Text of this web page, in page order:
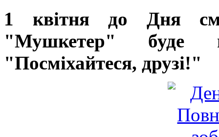
1 квітня до Дня
"Мушкетер" буде
"Посміхайтеся, друзі!"